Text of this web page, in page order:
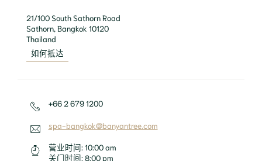
21/100 South Sathorn Road
Sathorn, Bangkok 10120
如何抵达
+66 2 679 1200
spa-bangkok@banyantree.com
营业时间: 10:00 am
关门时间: 8:00 pm